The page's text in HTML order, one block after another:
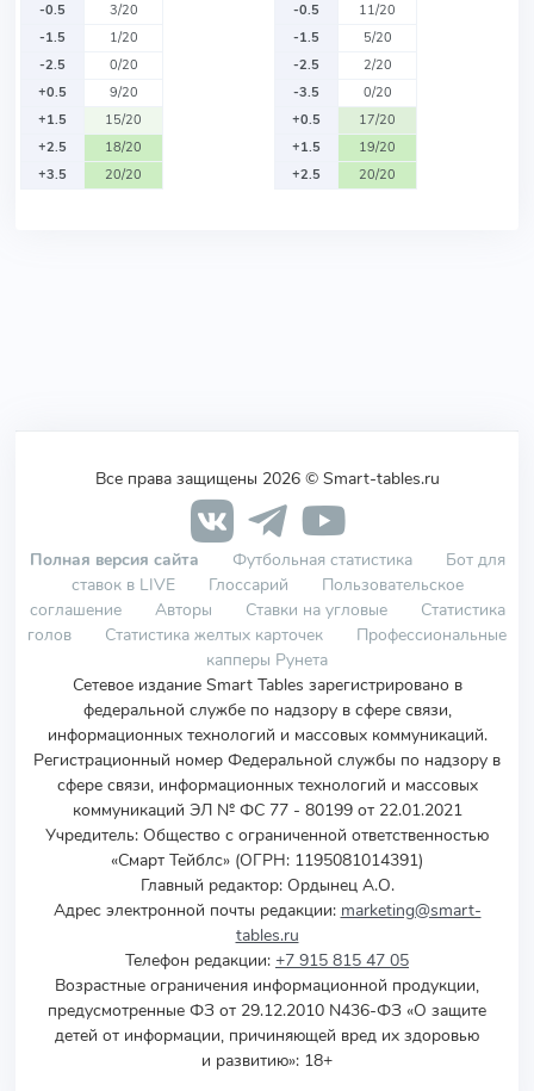
-0.5
3/20
-1.5
1/20
-2.5
0/20
+0.5
9/20
+1.5
15/20
+2.5
18/20
+3.5
20/20
-0.5
11/20
-1.5
5/20
-2.5
2/20
-3.5
0/20
+0.5
17/20
+1.5
19/20
+2.5
20/20
Все права защищены 2026 © Smart-tables.ru
Полная версия сайта Футбольная статистика
Бот для
ставок в LIVE
Глоссарий
Пользовательское
соглашение
Авторы Ставки на угловые
Статистика
голов
Статистика желтых карточек
Профессиональные
капперы Рунета
Сетевое издание Smart Tables зарегистрировано в
федеральной службе по надзору в сфере связи,
информационных технологий и массовых коммуникаций.
Регистрационный номер Федеральной службы по надзору в
сфере связи, информационных технологий и массовых
коммуникаций ЭЛ № ФС 77 - 80199 от 22.01.2021
Учредитель: Общество с ограниченной ответственностью
«Смарт Тейблс» (ОГРН: 1195081014391)
Главный редактор: Ордынец А.О.
Адрес электронной почты редакции: marketing@smart-
tables.ru
Телефон редакции: +7 915 815 47 05
Возрастные ограничения информационной продукции,
предусмотренные ФЗ от 29.12.2010 N436-ФЗ «О защите
детей от информации, причиняющей вред их здоровью
и развитию»: 18+